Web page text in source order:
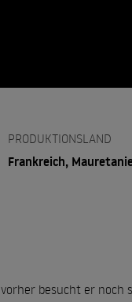
PRODUKTIONSLAND
Frankreich,
besucht er